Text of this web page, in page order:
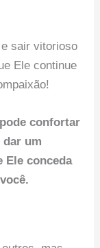
sair vitorioso
Ele continue
confortar
dar um
Ele conceda